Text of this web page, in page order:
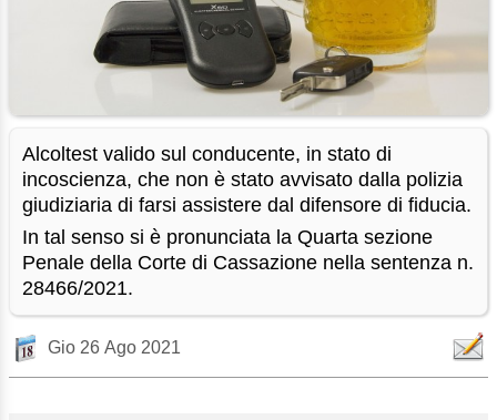
Alcoltest valido sul conducente, in stato di
incoscienza, che non è stato avvisato dalla polizia
giudiziaria di farsi assistere dal difensore di fiducia.
In tal senso si è pronunciata la Quarta sezione
Penale della Corte di Cassazione nella sentenza n.
28466/2021.
Gio 26 Ago 2021